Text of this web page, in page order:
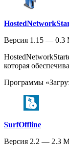
Версия 1.15 — 0.3
которая
Программы
SurfOffline
Версия 2.2 — 2.3